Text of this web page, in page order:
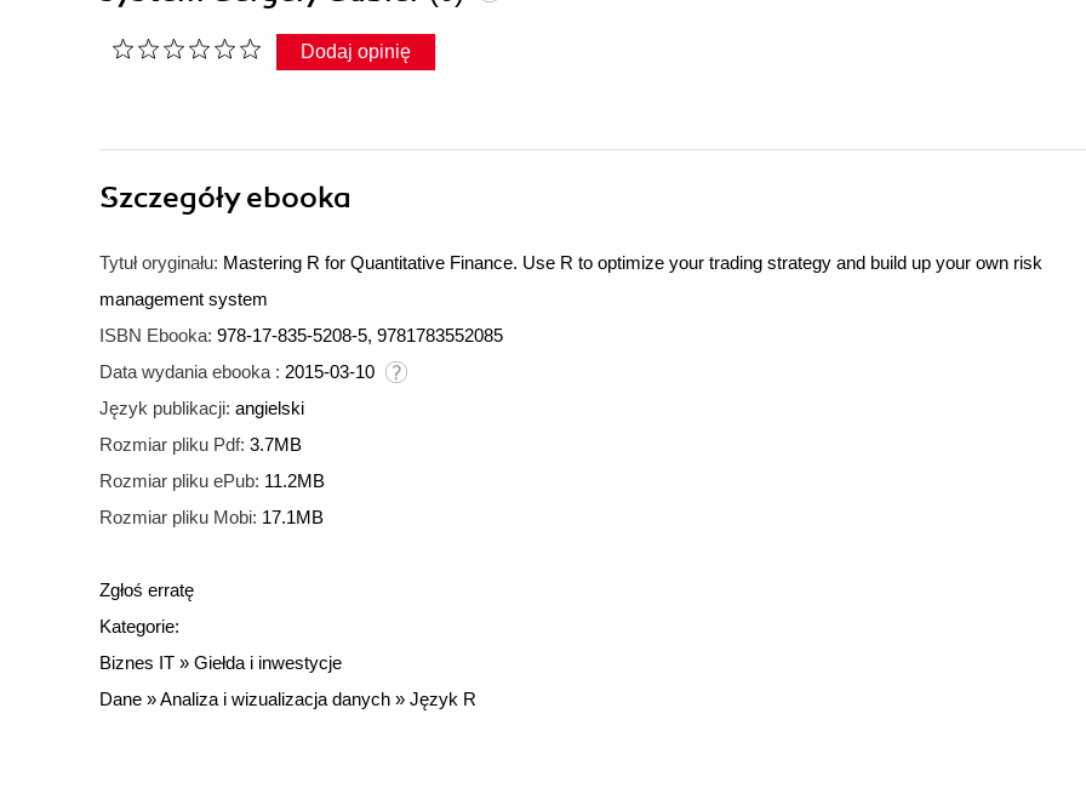
Dodaj opinię
Szczegółyebooka
Tytuł oryginału: Mastering R for Quantitative Finance. Use R to optimize your trading strategy and build up your own risk
management system
ISBN Ebooka: 978-17-835-5208-5, 9781783552085
Data wydania ebooka : 2015-03-10
Język publikacji: angielski
Rozmiar pliku Pdf: 3.7MB
Rozmiar pliku ePub: 11.2MB
Rozmiar pliku Mobi: 17.1MB
Zgłoś erratę
Kategorie:
Biznes IT » Giełda i inwestycje
Dane »Analiza i wizualizacja danych » Język R